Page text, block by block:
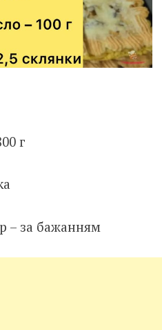
г
– за бажанням